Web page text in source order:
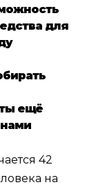
для
ещё
42
на